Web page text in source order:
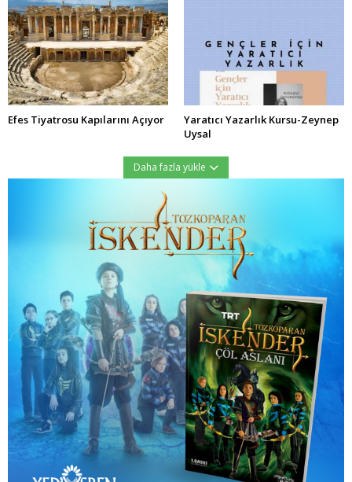
Efes Tiyatrosu Kapılarını Açıyor
Yaratıcı Yazarlık Kursu-Zeynep
Uysal
Daha fazla yükle